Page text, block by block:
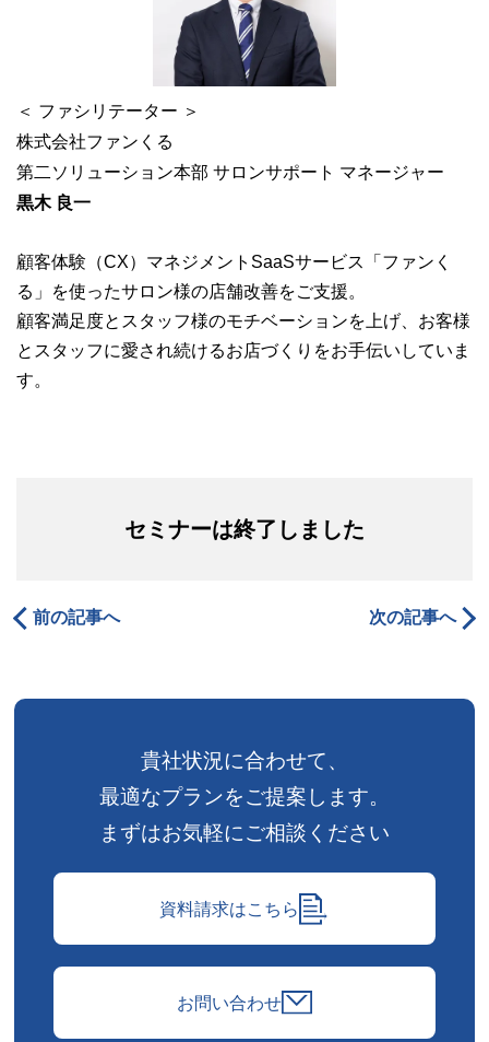
＜ ファシリテーター ＞
株式会社ファンくる
第二ソリューション本部 サロンサポート マネージャー
黒木 良一
顧客体験（CX）マネジメントSaaSサービス「ファンく
る」を使ったサロン様の店舗改善をご支援。
顧客満足度とスタッフ様のモチベーションを上げ、お客様
とスタッフに愛され続けるお店づくりをお手伝いしていま
す。
セミナーは終了しました
前の記事へ 次の記事へ
貴社状況に合わせて、
最適なプランをご提案します。
まずはお気軽にご相談ください
資料請求はこちら
お問い合わせ